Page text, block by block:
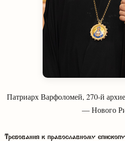
Патриарх Варфоломей, 270-й
— Нового
Требования к православному епископу